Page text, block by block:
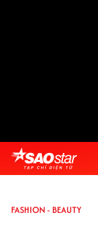
FASHION - BEAUTY